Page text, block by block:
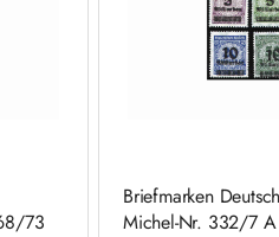
73
Briefmarken
Michel-Nr. 332/7 A